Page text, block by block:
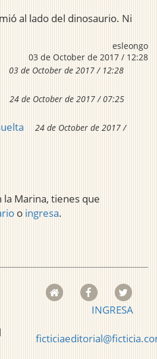
al lado del dinosaurio. Ni
esleongo
03 de October de 2017 / 12:28
03 de October de 2017 / 12:28
24 de October de 2017 / 07:25
24 de October de 2017 /
Marina, tienes que
o ingresa.
INGRESA